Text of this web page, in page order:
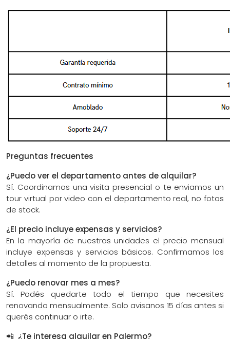
Preguntas frecuentes
¿Puedo ver el departamento antes de alquilar?
Sí. Coordinamos una visita presencial o te enviamos un
tour virtual por video con el departamento real, no fotos
de stock.
¿El precio incluye expensas y servicios?
En la mayoría de nuestras unidades el precio mensual
incluye expensas y servicios básicos. Confirmamos los
detalles al momento de la propuesta.
¿Puedo renovar mes a mes?
Sí. Podés quedarte todo el tiempo que necesites
renovando mensualmente. Solo avisanos 15 días antes si
querés continuar o irte.
📲 ¿Te interesa alquilar en Palermo?